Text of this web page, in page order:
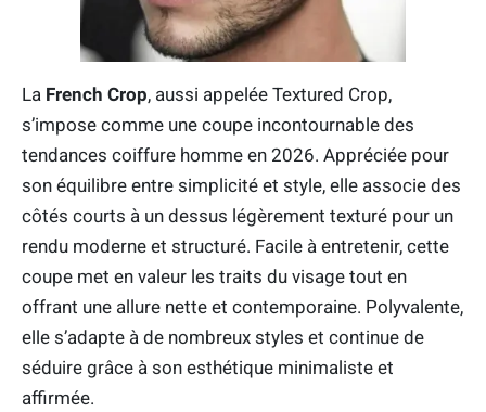
La French Crop, aussi appelée Textured Crop,
s’impose comme une coupe incontournable des
tendances coiffure homme en 2026. Appréciée pour
son équilibre entre simplicité et style, elle associe des
côtés courts à un dessus légèrement texturé pour un
rendu moderne et structuré. Facile à entretenir, cette
coupe met en valeur les traits du visage tout en
offrant une allure nette et contemporaine. Polyvalente,
elle s’adapte à de nombreux styles et continue de
séduire grâce à son esthétique minimaliste et
affirmée.